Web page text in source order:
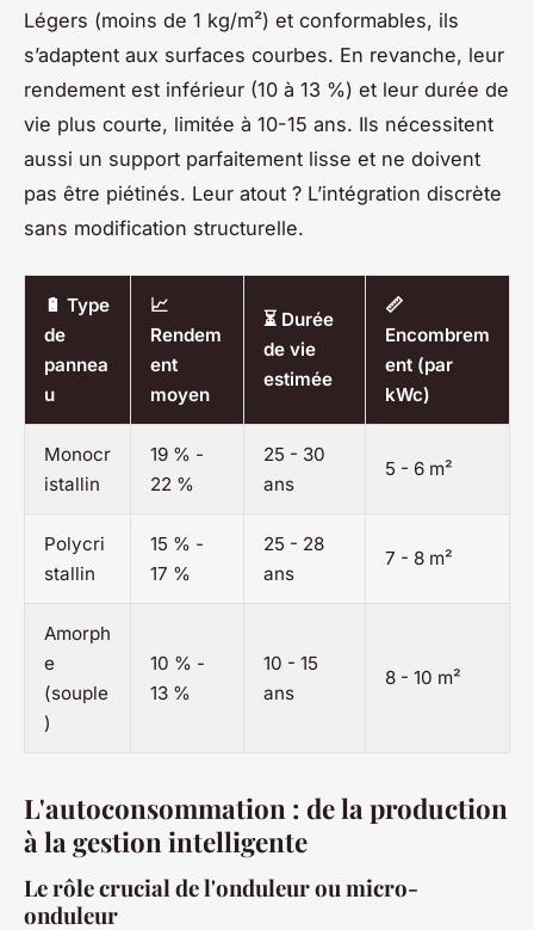
Légers (moins de 1 kg/m²) et conformables, ils
s’adaptent aux surfaces courbes. En revanche, leur
rendement est inférieur (10 à 13 %) et leur durée de
vie plus courte, limitée à 10-15 ans. Ils nécessitent
aussi un support parfaitement lisse et ne doivent
pas être piétinés. Leur atout ? L’intégration discrète
sans modification structurelle.
🔋 Type
de
pannea
u
📈
Rendem
ent
moyen
⏳ Durée
de vie
estimée
📏
Encombrem
ent (par
kWc)
Monocr
istallin
19 % -
22 %
25 - 30
ans
5 - 6 m²
Polycri
stallin
15 % -
17 %
25 - 28
ans
7 - 8 m²
Amorph
e
(souple
)
10 % -
13 %
10 - 15
ans
8 - 10 m²
L'autoconsommation : de la production
à la gestion intelligente
Le rôle crucial de l'onduleur ou micro-
onduleur